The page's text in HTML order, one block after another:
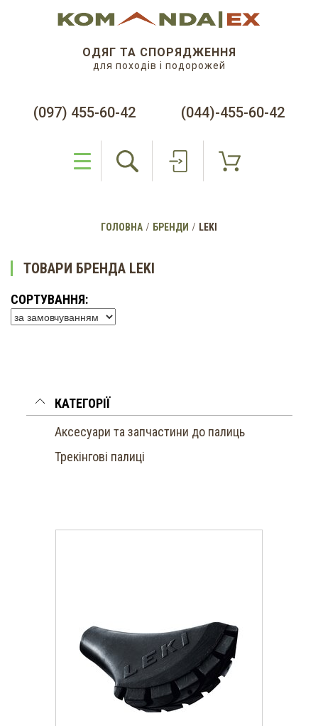
ОДЯГ ТА СПОРЯДЖЕННЯ
для походів і подорожей
(097) 455-60-42 (044)-455-60-42
ГОЛОВНА БРЕНДИ LEKI
ТОВАРИ БРЕНДА LEKI
СОРТУВАННЯ:
КАТЕГОРІЇ
Аксесуари та запчастини до палиць
Трекінгові палиці